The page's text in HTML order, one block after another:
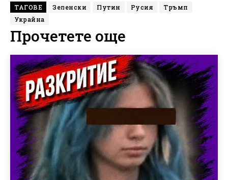
ТАГОВЕ Зеленски Путин Русия
Тръмп
Украйна
Прочетете още